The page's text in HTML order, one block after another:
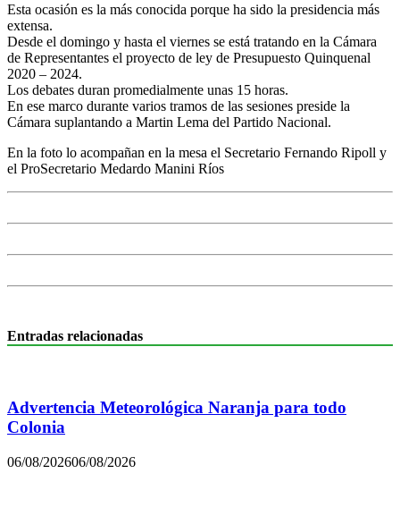
Esta ocasión es la más conocida porque ha sido la presidencia más
extensa.
Desde el domingo y hasta el viernes se está tratando en la Cámara
de Representantes el proyecto de ley de Presupuesto Quinquenal
2020 – 2024.
Los debates duran promedialmente unas 15 horas.
En ese marco durante varios tramos de las sesiones preside la
Cámara suplantando a Martin Lema del Partido Nacional.
En la foto lo acompañan en la mesa el Secretario Fernando Ripoll y
el ProSecretario Medardo Manini Ríos
Entradas relacionadas
Advertencia Meteorológica Naranja para todo
Colonia
06/08/202606/08/2026